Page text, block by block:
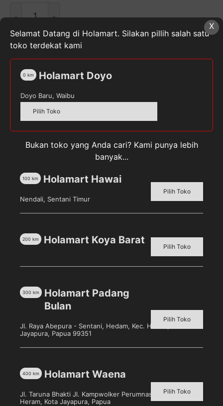
Ban
Pelampung
Swim
SKU:1970502 Kategori:Peralatan Rumah Tangga,
Rumah & Dapur
Tag:PELAMPUNG
Deskripsi
Ulasan (0)
Pelampung Ban Renang Anak
Diameter 60cm
Cocok utk anak dibawah 10thn
Ban renang pelampung hanyalah alat bantu utk
renang tetap harus perhatian pengawasan dari orang
Produk Terkait
X
Selamat Datang di Holamart. Silakan pillih salah satu
toko terdekat kami
Holamart Doyo
0 km
Doyo Baru, Waibu
Pilih Toko
Bukan toko yang Anda cari? Kami punya lebih
banyak...
Holamart Hawai
100 km
Nendali, Sentani Timur
Pilih Toko
Holamart Koya Barat
200 km
Pilih Toko
Holamart Padang
Bulan
300 km
Jl. Raya Abepura - Sentani, Hedam, Kec. Heram, Kota
Jayapura, Papua 99351
Pilih Toko
Holamart Waena
400 km
Jl. Taruna Bhakti Jl. Kampwolker Perumnas 3, Waena, Kec.
Heram, Kota Jayapura, Papua
Pilih Toko